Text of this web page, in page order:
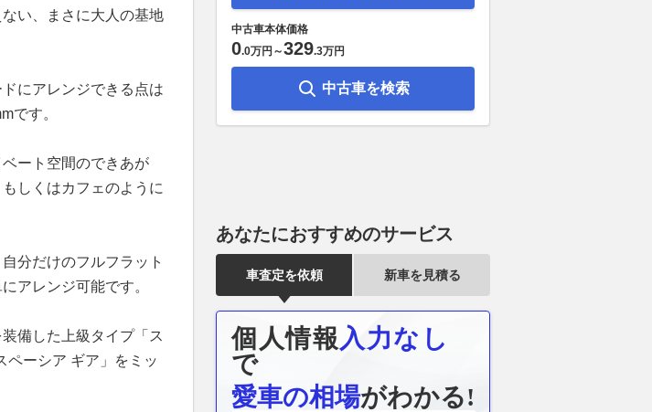
い、まさに大人の基地
にアレンジできる点は
です。
ート空間のできあが
しくはカフェのように
分だけのフルフラット
アレンジ可能です。
備した上級タイプ「ス
ペーシア ギア」をミッ
中古車本体価格
0.0万円 ～329.3万円
中古車を検索
あなたにおすすめのサービス
車査定を依頼 新車を見積る
個人情報 入力なし
で
愛車の相場がわかる!